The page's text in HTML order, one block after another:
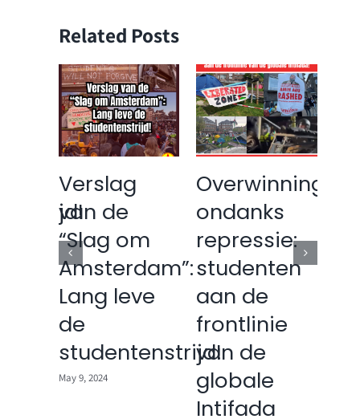
Related Posts
Verslag
van de
“Slag om
Amsterdam”:
Lang leve
de
studentenstrijd!
May 9, 2024
Overwinning
ondanks
repressie:
studenten
aan de
frontlinie
van de
globale
Intifada